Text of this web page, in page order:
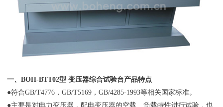
一、BOH-BTT02型 变压器综合试验台产品特点
●符合GB/T4776，GB/T5169，GB/4285-1993等相关国家标准。
●主要是对电力变压器，配电变压器的空载、负载特性进行试验，也